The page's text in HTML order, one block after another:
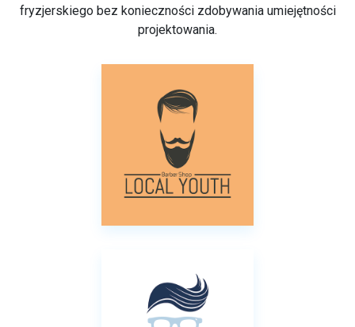
fryzjerskiego bez konieczności zdobywania umiejętności
projektowania.